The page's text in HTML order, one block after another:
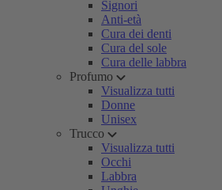
Signori
Anti-età
Cura dei denti
Cura del sole
Cura delle labbra
Profumo
Visualizza tutti
Donne
Unisex
Trucco
Visualizza tutti
Occhi
Labbra